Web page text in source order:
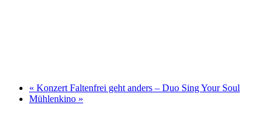
« Konzert Faltenfrei geht anders – Duo Sing Your Soul
Mühlenkino »